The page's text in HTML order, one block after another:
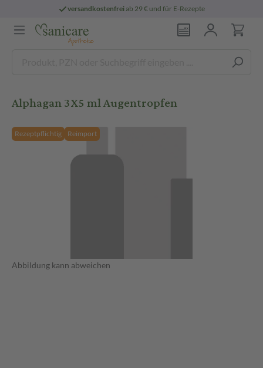
versandkostenfreiab 29 € und für E-Rezepte
Alphagan 3X5 ml Augentropfen
Rezeptpflichtig Reimport
Abbildung kann abweichen